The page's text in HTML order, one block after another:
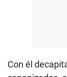
Con él